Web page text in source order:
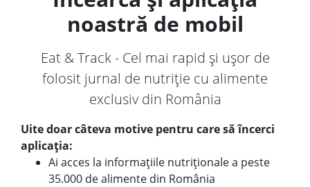
noastră de mobil
Eat & Track - Cel mai rapid și ușor de
folosit jurnal de nutriție cu alimente
exclusiv din România
Uite doar câteva motive pentru care să încerci
aplicația:
Ai acces la informațiile nutriționale a peste
35.000 de alimente din România